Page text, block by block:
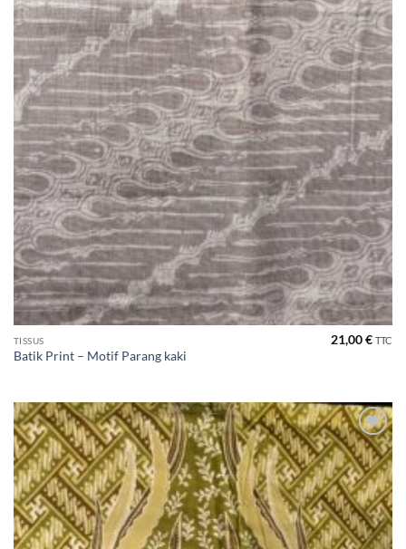
TISSUS
Batik Print – Motif Parang kaki
21,00€ TTC
Ajouter
à la liste
de
souhaits